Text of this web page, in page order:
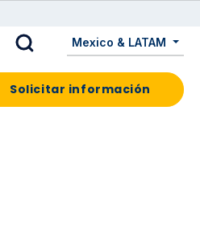
Mexico & LATAM
Solicitar información